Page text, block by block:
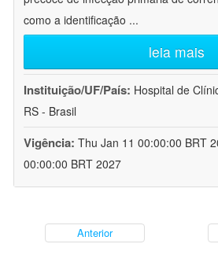
como a identificação ...
leia mais
Instituição/UF/País: Hospital de
RS - Brasil
Vigência: Thu Jan 11 00:00:00 BRT
00:00:00 BRT 2027
Anterior